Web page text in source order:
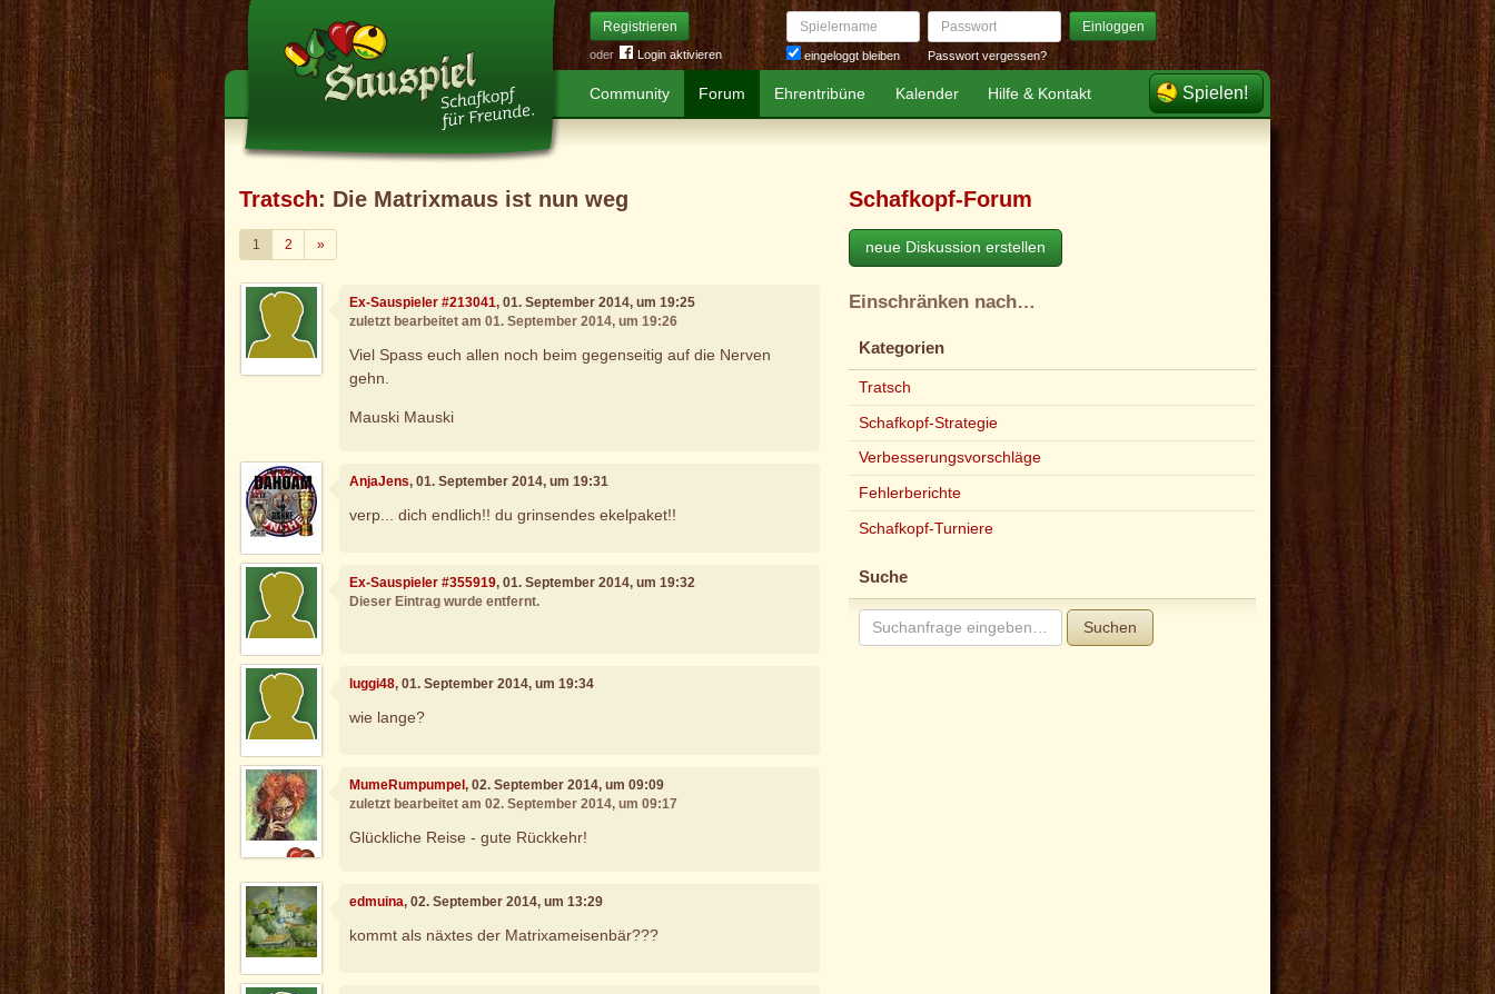
Registrieren
oder Login aktivieren
Spielername
eingeloggt bleiben
Passwort Einloggen
Passwort vergessen?
Community Forum Ehrentribüne Kalender Hilfe & Kontakt Spielen!
Tratsch: Die Matrixmaus ist nun weg
1 2 »Weiter
Ex-Sauspieler #213041, 01. September 2014, um 19:25
zuletzt bearbeitet am 01. September 2014, um 19:26
Viel Spass euch allen noch beim gegenseitig auf die Nerven
gehn.
Mauski Mauski
AnjaJens, 01. September 2014, um 19:31
verp... dich endlich!! du grinsendes ekelpaket!!
Ex-Sauspieler #355919, 01. September 2014, um 19:32
Dieser Eintrag wurde entfernt.
luggi48, 01. September 2014, um 19:34
wie lange?
MumeRumpumpel, 02. September 2014, um 09:09
zuletzt bearbeitet am 02. September 2014, um 09:17
Glückliche Reise - gute Rückkehr!
edmuina, 02. September 2014, um 13:29
kommt als näxtes der Matrixameisenbär???
Schafkopf-Forum
neue Diskussion erstellen
Einschränken nach…
Kategorien
Tratsch
Schafkopf-Strategie
Verbesserungsvorschläge
Fehlerberichte
Schafkopf-Turniere
Suche
Suchen